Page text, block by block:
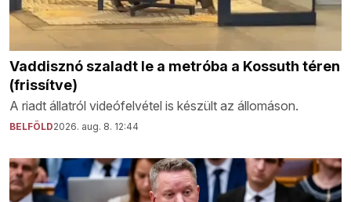
Vaddisznó szaladt le a metróba a Kossuth téren
(frissítve)
A riadt állatról videófelvétel is készült az állomáson.
BELFÖLD2026. aug. 8. 12:44